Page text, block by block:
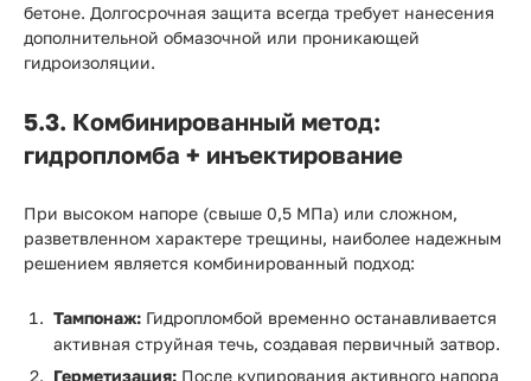
бетоне. Долгосрочная защита всегда требует нанесения
дополнительной обмазочной или проникающей
гидроизоляции.
5.3. Комбинированный метод:
гидропломба + инъектирование
При высоком напоре (свыше 0,5 МПа) или сложном,
разветвленном характере трещины, наиболее надежным
решением является комбинированный подход:
Тампонаж: Гидропломбой временно останавливается
активная струйная течь, создавая первичный затвор.
Герметизация: После купирования активного напора